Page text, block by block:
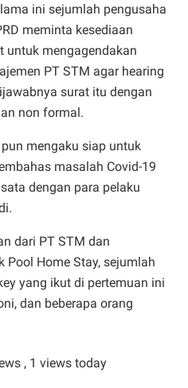
ini sejumlah pengusaha
meminta kesediaan
untuk mengagendakan
PT STM agar hearing
surat itu dengan
non formal.
mengaku siap untuk
masalah Covid-19
dengan para pelaku
dari PT STM dan
Pool Home Stay, sejumlah
yang ikut di pertemuan ini
dan beberapa orang
, 1 views today